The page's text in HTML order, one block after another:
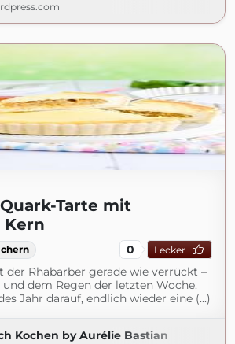
Tarte mit
0 Lecker
der Rhabarber gerade wie verrückt –
dem Regen der letzten Woche.
Jahr darauf, endlich wieder eine (...)
Kochen by Aurélie Bastian